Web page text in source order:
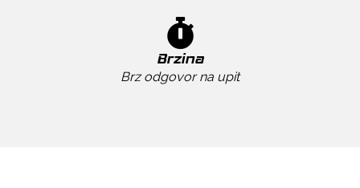
Brzina
Brz odgovor na upit